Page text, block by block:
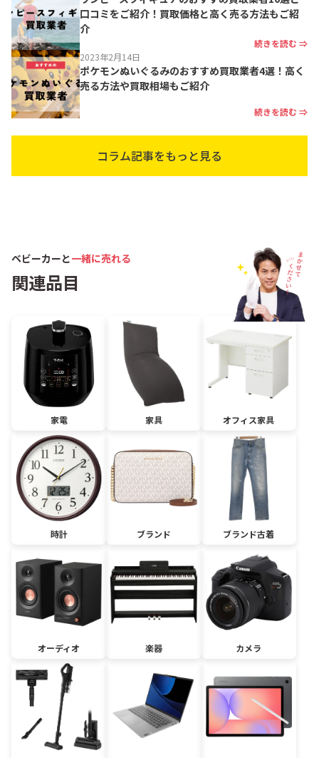
口コミをご紹介！買取価格と高く売る方法もご紹
介
続きを読む ⇒
2023年2月14日
ポケモンぬいぐるみのおすすめ買取業者4選！高く
売る方法や買取相場もご紹介
続きを読む ⇒
コラム記事をもっと見る
ベビーカーと一緒に売れる
関連品目
家電 家具 オフィス家具
時計 ブランド ブランド古着
オーディオ 楽器 カメラ